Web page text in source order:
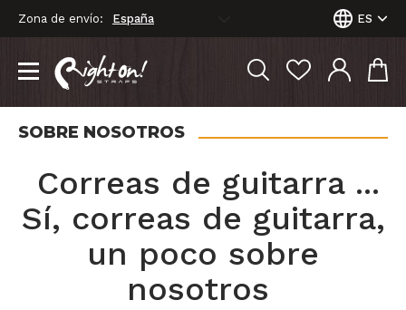
Zona de envío: ES
SOBRE NOSOTROS
Correas de guitarra ...
Sí, correas de guitarra,
un poco sobre
nosotros